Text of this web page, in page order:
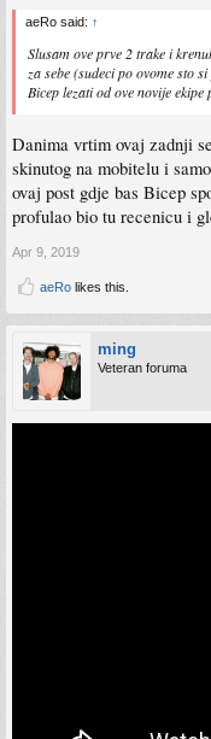
aeRo said: ↑
Slusam ove prve 2 trake i
za sebe (sudeci po ovome sto
Bicep lezati od ove novije
Danima vrtim ovaj zadnji
skinutog na mobitelu i
ovaj post gdje bas Bicep
profulao bio tu recenicu i
Apr 9, 2019
aeRo likes this.
ming
Veteran foruma